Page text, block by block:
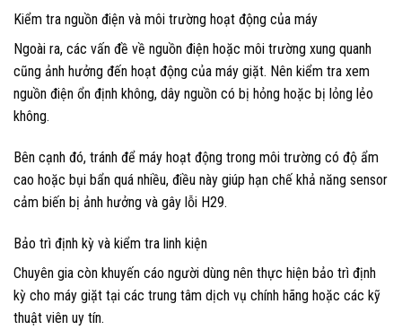
Kiểm tra nguồn điện và môi trường hoạt động của máy
Ngoài ra, các vấn đề về nguồn điện hoặc môi trường xung quanh
cũng ảnh hưởng đến hoạt động của máy giặt. Nên kiểm tra xem
nguồn điện ổn định không, dây nguồn có bị hỏng hoặc bị lỏng lẻo
không.
Bên cạnh đó, tránh để máy hoạt động trong môi trường có độ ẩm
cao hoặc bụi bẩn quá nhiều, điều này giúp hạn chế khả năng sensor
cảm biến bị ảnh hưởng và gây lỗi H29.
Bảo trì định kỳ và kiểm tra linh kiện
Chuyên gia còn khuyến cáo người dùng nên thực hiện bảo trì định
kỳ cho máy giặt tại các trung tâm dịch vụ chính hãng hoặc các kỹ
thuật viên uy tín.